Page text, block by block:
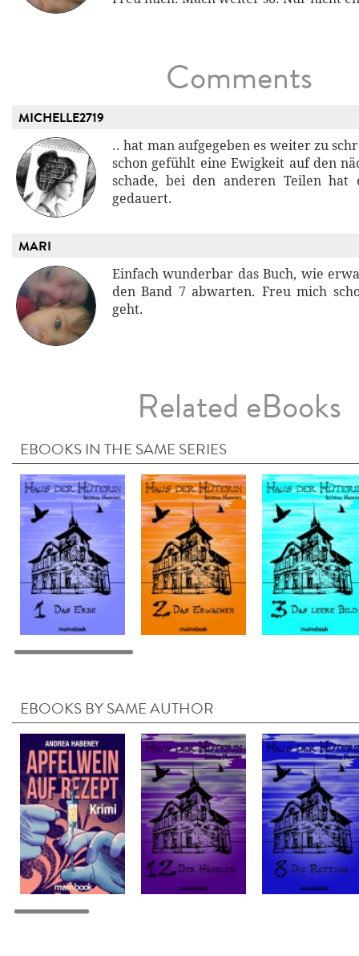
Comments
MICHELLE2719
.. hat man aufgegeben es weiter zu
schon gefühlt eine Ewigkeit auf den
schade, bei den anderen Teilen hat
gedauert.
MARI
Einfach wunderbar das Buch, wie
den Band 7 abwarten. Freu mich
geht.
Related eBooks
EBOOKS IN THE SAME SERIES
EBOOKS BY SAME AUTHOR